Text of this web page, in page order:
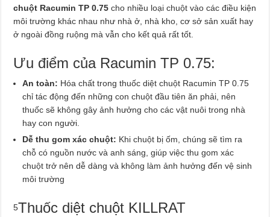
chuột Racumin TP 0.75 cho nhiều loại chuột vào các điều kiện
môi trường khác nhau như nhà ở, nhà kho, cơ sở sản xuất hay
ở ngoài đồng ruộng mà vẫn cho kết quả rất tốt.
Ưu điểm của Racumin TP 0.75:
An toàn: Hóa chất trong thuốc diệt chuột Racumin TP 0.75
chỉ tác động đến những con chuột đầu tiên ăn phải, nên
thuốc sẽ không gây ảnh hưởng cho các vật nuôi trong nhà
hay con người.
Dễ thu gom xác chuột: Khi chuột bị ốm, chúng sẽ tìm ra
chỗ có nguồn nước và anh sáng, giúp việc thu gom xác
chuột trở nên dễ dàng và không làm ảnh hưởng đến vệ sinh
môi trường
5Thuốc diệt chuột KILLRAT